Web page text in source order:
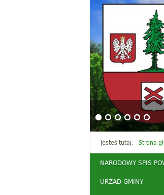
Jesteś tutaj: Strona
NARODOWY SPIS
URZĄD GMINY